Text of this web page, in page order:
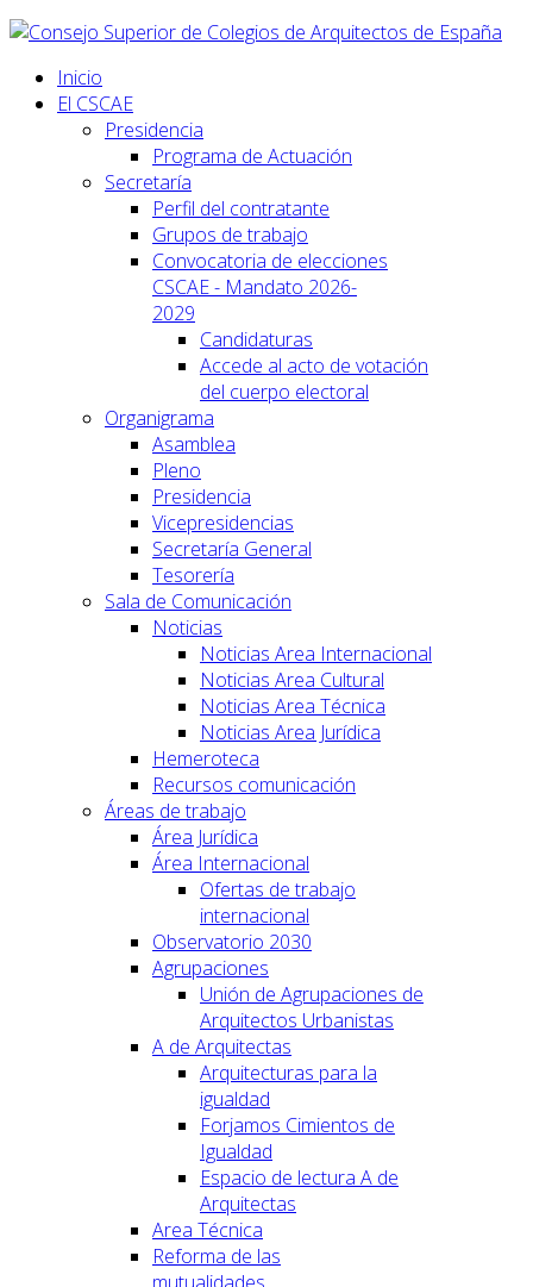
Inicio
El CSCAE
Presidencia
Programa de Actuación
Secretaría
Perfil del contratante
Grupos de trabajo
Convocatoria de elecciones
CSCAE - Mandato 2026-
2029
Candidaturas
Accede al acto de votación
del cuerpo electoral
Organigrama
Asamblea
Pleno
Presidencia
Vicepresidencias
Secretaría General
Tesorería
Sala de Comunicación
Noticias
Noticias Area Internacional
Noticias Area Cultural
Noticias Area Técnica
Noticias Area Jurídica
Hemeroteca
Recursos comunicación
Áreas de trabajo
Área Jurídica
Área Internacional
Ofertas de trabajo
internacional
Observatorio 2030
Agrupaciones
Unión de Agrupaciones de
Arquitectos Urbanistas
A de Arquitectas
Arquitecturas para la
igualdad
Forjamos Cimientos de
Igualdad
Espacio de lectura A de
Arquitectas
Area Técnica
Reforma de las